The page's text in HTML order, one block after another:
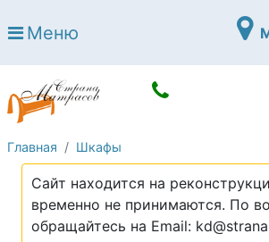
Страна матрасов
Open submenu (Матрасы)
Open submenu (Кровати)
Кровати
Open submenu (Аксессуары)
Open submenu (Диваны)
Диваны
Open submenu (Постельное
Постельное белье
Open submenu (Мебель)
Мебель
Меню
Главная Шкафы
Сайт находится на
временно не принимаются. По
обращайтесь на Email: